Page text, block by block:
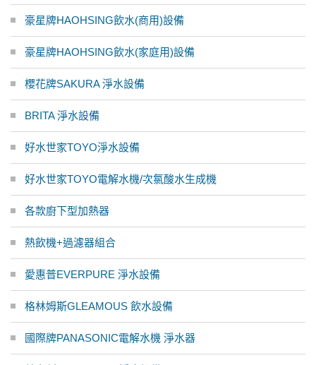
豪星牌HAOHSING飲水(商用)設備
豪星牌HAOHSING飲水(家庭用)設備
櫻花牌SAKURA 淨水設備
BRITA 淨水設備
好水世家TOYO淨水設備
好水世家TOYO電解水機/次氯酸水生成機
各款廚下型加熱器
熱飲機+過濾器組合
愛惠普EVERPURE 淨水設備
格林姆斯GLEAMOUS 飲水設備
國際牌PANASONIC電解水機 淨水器